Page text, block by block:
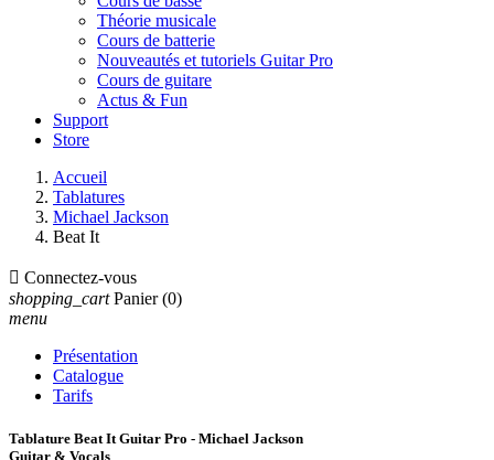
Théorie musicale
Cours de batterie
Nouveautés et tutoriels Guitar Pro
Cours de guitare
Actus & Fun
Support
Store
Accueil
Tablatures
Michael Jackson
Beat It
 Connectez-vous
shopping_cart Panier (0)
menu
Présentation
Catalogue
Tarifs
Tablature Beat It Guitar Pro - Michael Jackson
Guitar & Vocals